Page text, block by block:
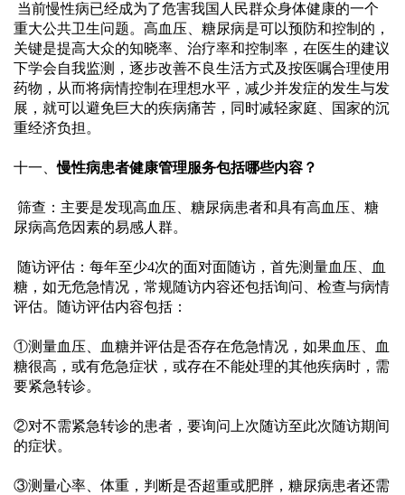
当前慢性病已经成为了危害我国人民群众身体健康的一个
重大公共卫生问题。高血压、糖尿病是可以预防和控制的，
关键是提高大众的知晓率、治疗率和控制率，在医生的建议
下学会自我监测，逐步改善不良生活方式及按医嘱合理使用
药物，从而将病情控制在理想水平，减少并发症的发生与发
展，就可以避免巨大的疾病痛苦，同时减轻家庭、国家的沉
重经济负担。
十一、慢性病患者健康管理服务包括哪些内容？
筛查：主要是发现高血压、糖尿病患者和具有高血压、糖
尿病高危因素的易感人群。
随访评估：每年至少4次的面对面随访，首先测量血压、血
糖，如无危急情况，常规随访内容还包括询问、检查与病情
评估。随访评估内容包括：
①测量血压、血糖并评估是否存在危急情况，如果血压、血
糖很高，或有危急症状，或存在不能处理的其他疾病时，需
要紧急转诊。
②对不需紧急转诊的患者，要询问上次随访至此次随访期间
的症状。
③测量心率、体重，判断是否超重或肥胖，糖尿病患者还需